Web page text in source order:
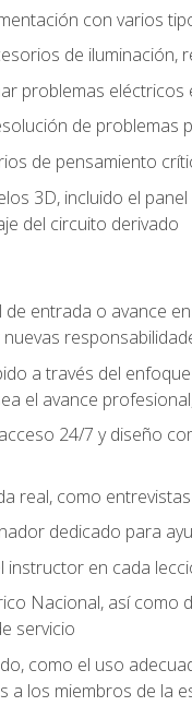
con varios
de
problemas eléctricos
de
de pensamiento
3D, incluido el
del circuito derivado
entrada o avance
a través del
el avance
24/7 y diseño
real, como
dedicado para
instructor en cada
Nacional, así
servicio
como el uso
los miembros de la